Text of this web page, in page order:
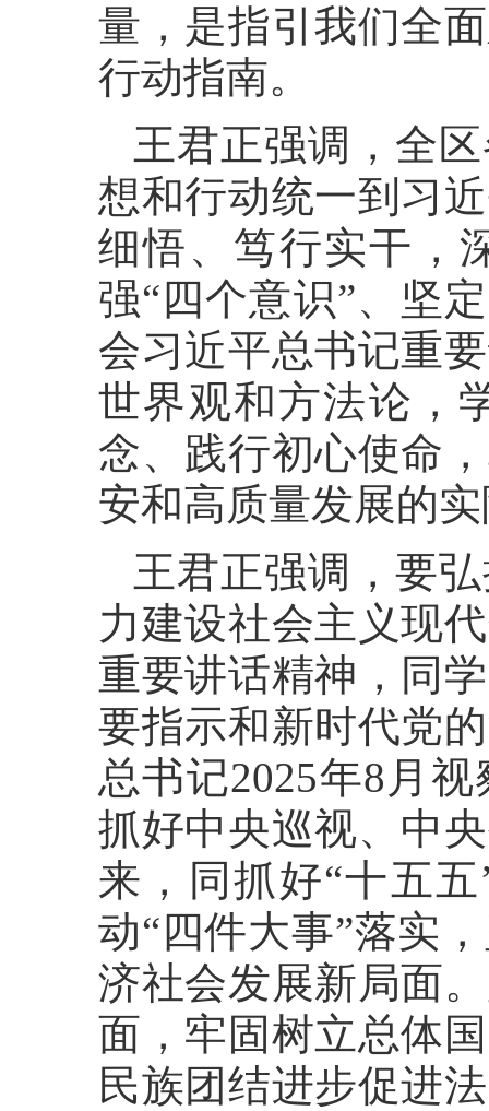
量，是指引我们全
行动指南。
王君正强调，全
想和行动统一到习
细悟、笃行实干，
强“四个意识”、坚
会习近平总书记重
世界观和方法论，
念、践行初心使命
安和高质量发展的
王君正强调，要
力建设社会主义现
重要讲话精神，同
要指示和新时代党
总书记2025年8月
抓好中央巡视、中
来，同抓好“十五
动“四件大事”落实
济社会发展新局面
面，牢固树立总体
民族团结进步促进